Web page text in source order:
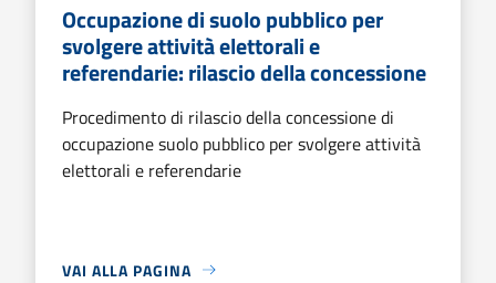
Occupazione di suolo pubblico per
svolgere attività elettorali e
referendarie: rilascio della concessione
Procedimento di rilascio della concessione di
occupazione suolo pubblico per svolgere attività
elettorali e referendarie
VAI ALLA PAGINA